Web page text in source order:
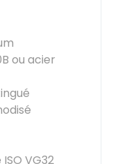
ou acier
VG32